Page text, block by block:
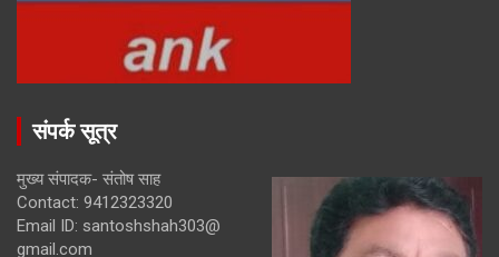
संपर्क सूत्र
मुख्य संपादक- संतोष साह
Contact: 9412323320
Email ID: santoshshah303@
gmail.com